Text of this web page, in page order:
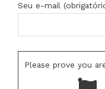
Seu e-mail
Please prove you